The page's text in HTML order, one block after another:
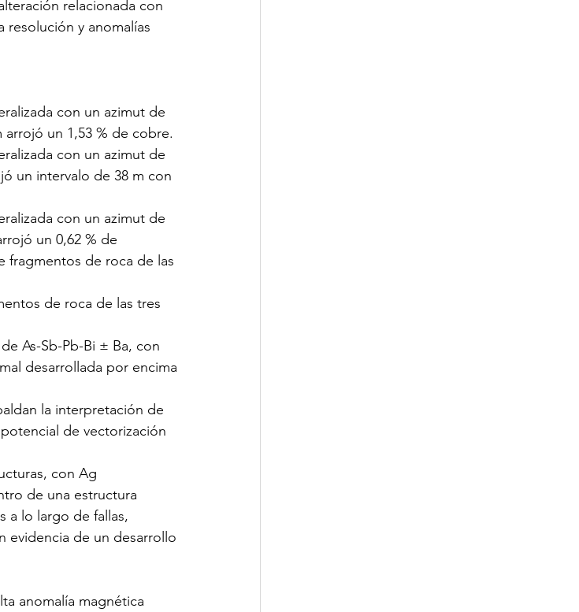
relacionada con
y anomalías
con un azimut de
un 1,53 % de cobre.
con un azimut de
un intervalo de 38 m con
con un azimut de
un 0,62 % de
fragmentos de roca de las
de roca de las tres
As-Sb-Pb-Bi ± Ba, con
desarrollada por encima
la interpretación de
de vectorización
con Ag
de una estructura
a lo largo de fallas,
evidencia de un desarrollo
anomalía magnética